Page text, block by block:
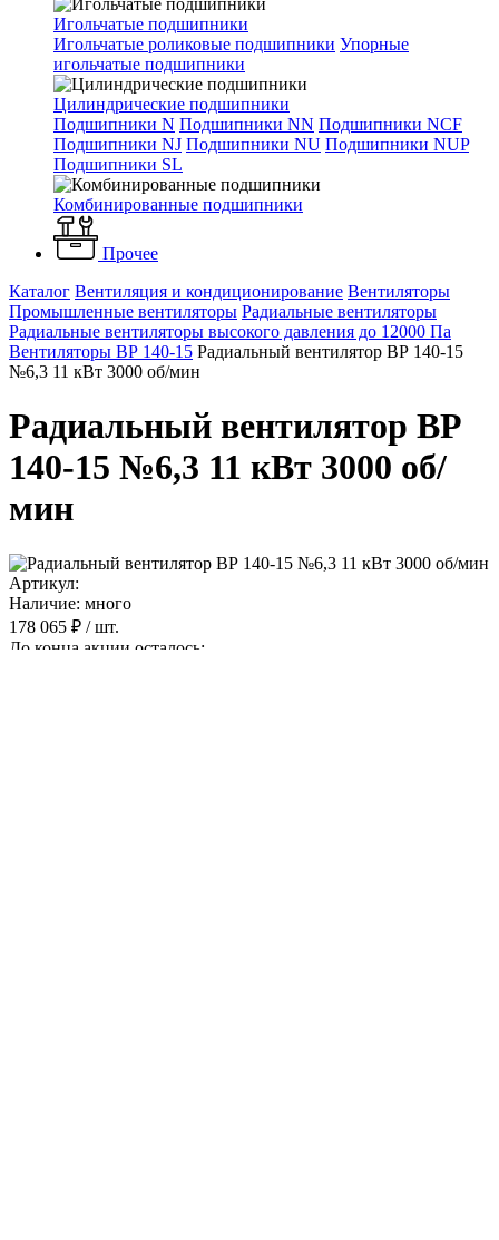
Игольчатые подшипники
Игольчатые роликовые подшипники Упорные
игольчатые подшипники
Цилиндрические подшипники
Подшипники N Подшипники NN Подшипники NCF
Подшипники NJ Подшипники NU Подшипники NUP
Подшипники SL
Комбинированные подшипники
Прочее
Каталог Вентиляция и кондиционирование Вентиляторы
Промышленные вентиляторы Радиальные вентиляторы
Радиальные вентиляторы высокого давления до 12000 Па
Вентиляторы ВР 140-15 Радиальный вентилятор ВР 140-15
№6,3 11 кВт 3000 об/мин
Радиальный вентилятор ВР
140-15 №6,3 11 кВт 3000 об/
мин
Артикул:
Наличие: много
178 065 ₽ / шт.
До конца акции осталось: